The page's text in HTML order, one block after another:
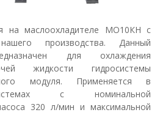
на маслоохладителе МО10КН с
производства. Данный
для охлаждения
жидкости гидросистемы
модуля. Применяется в
с номинальной
320 л/мин и максимальной